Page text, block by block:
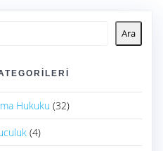
Ara
Hukuku (32)
(4)